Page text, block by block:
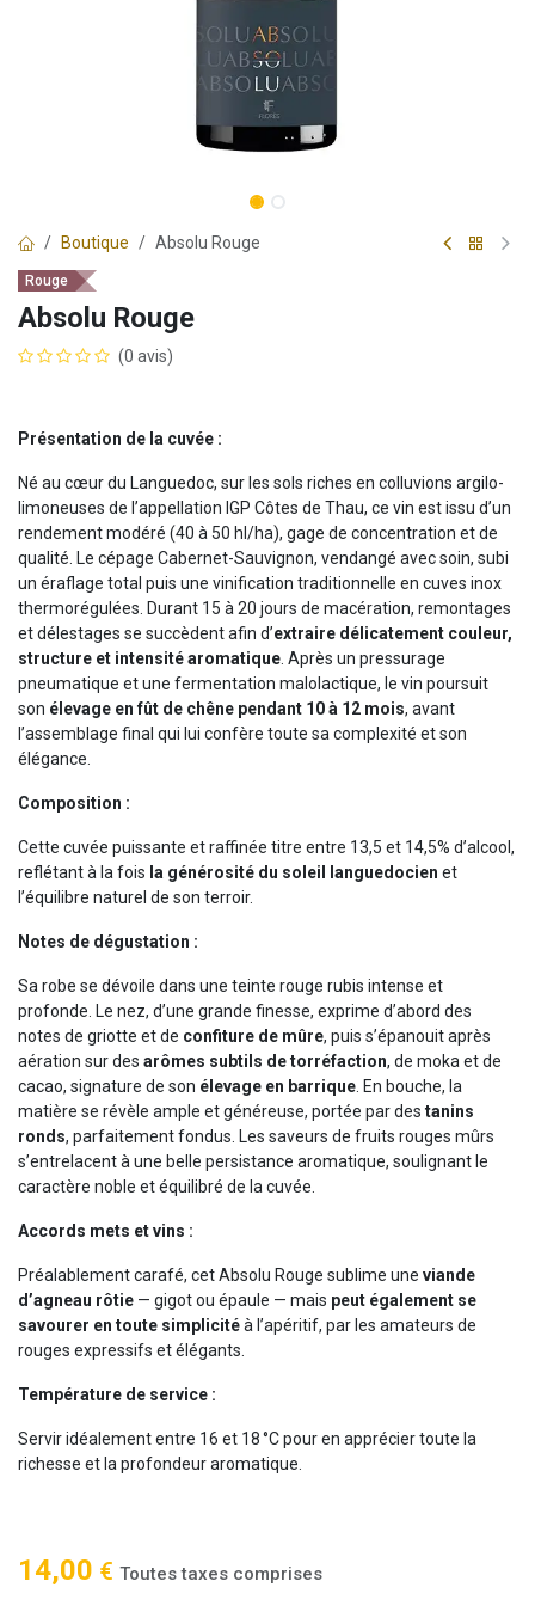
Boutique Absolu Rouge
Rouge
Absolu Rouge
(0 avis)
Présentation de la cuvée :
Né au cœur du Languedoc, sur les sols riches en colluvions argilo-
limoneuses de l’appellation IGP Côtes de Thau, ce vin est issu d’un
rendement modéré (40 à 50 hl/ha), gage de concentration et de
qualité. Le cépage Cabernet-Sauvignon, vendangé avec soin, subi
un éraflage total puis une vinification traditionnelle en cuves inox
thermorégulées. Durant 15 à 20 jours de macération, remontages
et délestages se succèdent afin d’extraire délicatement couleur,
structure et intensité aromatique. Après un pressurage
pneumatique et une fermentation malolactique, le vin poursuit
son élevage en fût de chêne pendant 10 à 12 mois, avant
l’assemblage final qui lui confère toute sa complexité et son
élégance.
Composition :
Cette cuvée puissante et raffinée titre entre 13,5 et 14,5% d’alcool,
reflétant à la fois la générosité du soleil languedocien et
l’équilibre naturel de son terroir.
Notes de dégustation :
Sa robe se dévoile dans une teinte rouge rubis intense et
profonde. Le nez, d’une grande finesse, exprime d’abord des
notes de griotte et de confiture de mûre, puis s’épanouit après
aération sur des arômes subtils de torréfaction, de moka et de
cacao, signature de son élevage en barrique. En bouche, la
matière se révèle ample et généreuse, portée par des tanins
ronds, parfaitement fondus. Les saveurs de fruits rouges mûrs
s’entrelacent à une belle persistance aromatique, soulignant le
caractère noble et équilibré de la cuvée.
Accords mets et vins :
Préalablement carafé, cet Absolu Rouge sublime une viande
d’agneau rôtie — gigot ou épaule — mais peut également se
savourer en toute simplicitéà l’apéritif, par les amateurs de
rouges expressifs et élégants.
Température de service :
Servir idéalement entre 16 et 18 °C pour en apprécier toute la
richesse et la profondeur aromatique.
14,00 € Toutes taxes comprises